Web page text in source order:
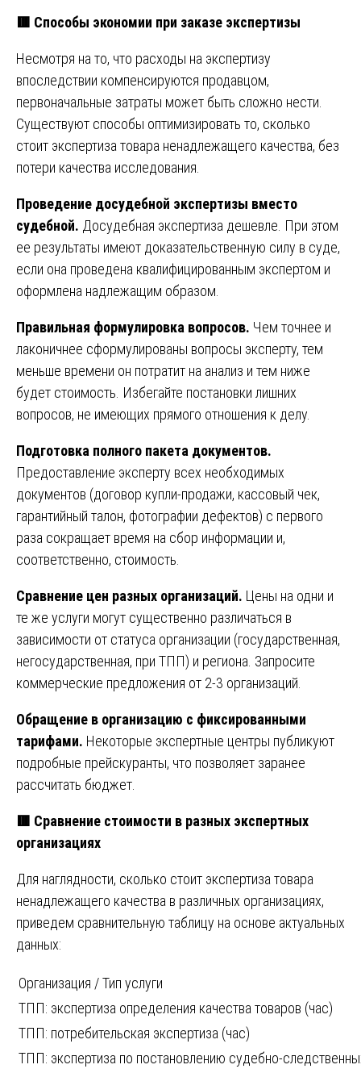
🟥 Способы экономии при заказе экспертизы
Несмотря на то, что расходы на экспертизу
впоследствии компенсируются продавцом,
первоначальные затраты может быть сложно нести.
Существуют способы оптимизировать то, сколько
стоит экспертиза товара ненадлежащего качества, без
потери качества исследования.
Проведение досудебной экспертизы вместо
судебной. Досудебная экспертиза дешевле. При этом
ее результаты имеют доказательственную силу в суде,
если она проведена квалифицированным экспертом и
оформлена надлежащим образом.
Правильная формулировка вопросов. Чем точнее и
лаконичнее сформулированы вопросы эксперту, тем
меньше времени он потратит на анализ и тем ниже
будет стоимость. Избегайте постановки лишних
вопросов, не имеющих прямого отношения к делу.
Подготовка полного пакета документов.
Предоставление эксперту всех необходимых
документов (договор купли-продажи, кассовый чек,
гарантийный талон, фотографии дефектов) с первого
раза сокращает время на сбор информации и,
соответственно, стоимость.
Сравнение цен разных организаций. Цены на одни и
те же услуги могут существенно различаться в
зависимости от статуса организации (государственная,
негосударственная, при ТПП) и региона. Запросите
коммерческие предложения от 2-3 организаций.
Обращение в организацию с фиксированными
тарифами. Некоторые экспертные центры публикуют
подробные прейскуранты, что позволяет заранее
рассчитать бюджет.
🟥 Сравнение стоимости в разных экспертных
организациях
Для наглядности, сколько стоит экспертиза товара
ненадлежащего качества в различных организациях,
приведем сравнительную таблицу на основе актуальных
данных:
Организация / Тип услуги
ТПП: экспертиза определения качества товаров (час)
ТПП: потребительская экспертиза (час)
ТПП: экспертиза по постановлению судебно-